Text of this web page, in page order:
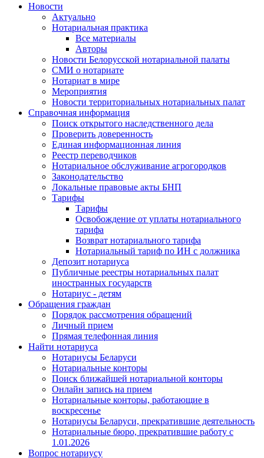
Новости
Актуально
Нотариальная практика
Все материалы
Авторы
Новости Белорусской нотариальной палаты
СМИ о нотариате
Нотариат в мире
Мероприятия
Новости территориальных нотариальных палат
Справочная информация
Поиск открытого наследственного дела
Проверить доверенность
Единая информационная линия
Реестр переводчиков
Нотариальное обслуживание агрогородков
Законодательство
Локальные правовые акты БНП
Тарифы
Тарифы
Освобождение от уплаты нотариального
тарифа
Возврат нотариального тарифа
Нотариальный тариф по ИН с должника
Депозит нотариуса
Публичные реестры нотариальных палат
иностранных государств
Нотариус - детям
Обращения граждан
Порядок рассмотрения обращений
Личный прием
Прямая телефонная линия
Найти нотариуса
Нотариусы Беларуси
Нотариальные конторы
Поиск ближайшей нотариальной конторы
Онлайн запись на прием
Нотариальные конторы, работающие в
воскресенье
Нотариусы Беларуси, прекратившие деятельность
Нотариальные бюро, прекратившие работу с
1.01.2026
Вопрос нотариусу